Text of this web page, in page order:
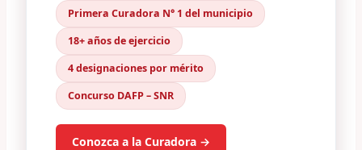
Primera Curadora N° 1 del municipio
18+ años de ejercicio
4 designaciones por mérito
Concurso DAFP – SNR
Conozca a la Curadora →